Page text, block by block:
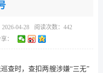
04-28 阅读次数： 442
：
查时，查扣两艘涉嫌“三无”